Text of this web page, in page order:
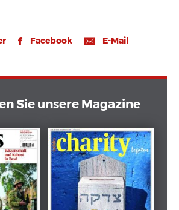
𝖿 Facebook 📧 E-Mail
Sie unsere Magazine